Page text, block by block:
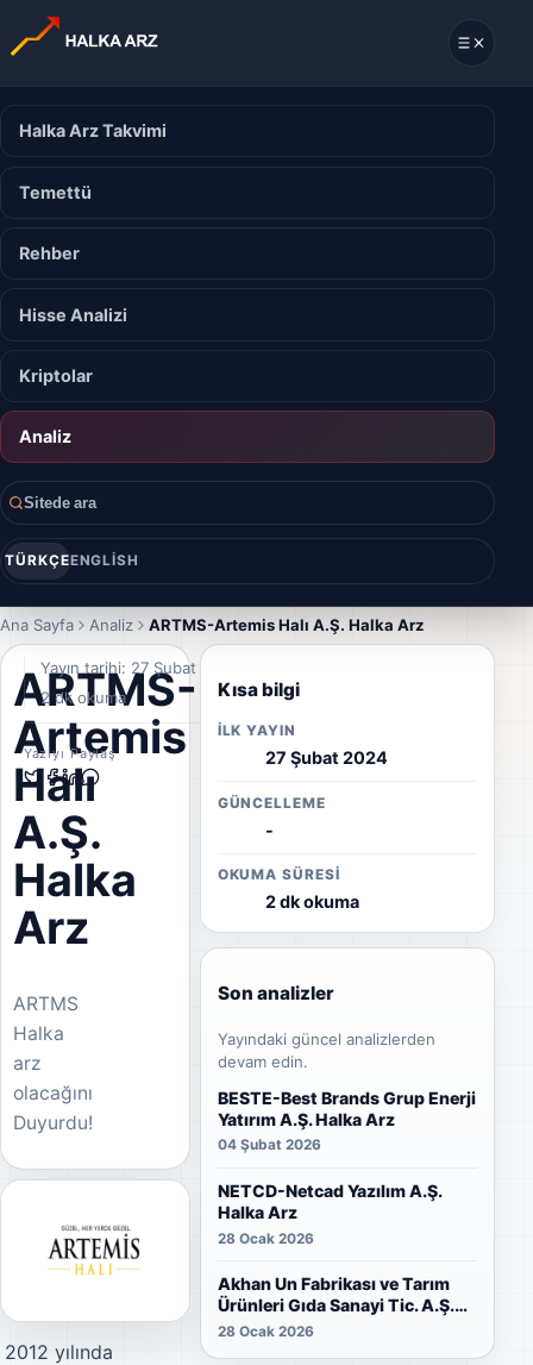
Halka Arz Takvimi
Temettü
Rehber
Hisse Analizi
Kriptolar
Analiz
Sitede ara
TÜRKÇEENGLISH
Ana Sayfa Analiz ARTMS-Artemis Halı A.Ş. Halka Arz
ARTMS-
Artemis
Halı
A.Ş.
Halka
Arz
ARTMS
Halka
arz
olacağını
Duyurdu!
Yayın tarihi: 27 Şubat 2024
2 dk okuma
Yazıyı Paylaş
2012 yılında
Kısa bilgi
İLK YAYIN
27 Şubat 2024
GÜNCELLEME
-
OKUMA SÜRESI
2 dk okuma
Son analizler
Yayındaki güncel analizlerden
devam edin.
BESTE-Best Brands Grup Enerji
Yatırım A.Ş. Halka Arz
04 Şubat 2026
NETCD-Netcad Yazılım A.Ş.
Halka Arz
28 Ocak 2026
Akhan Un Fabrikası ve Tarım
Ürünleri Gıda Sanayi Tic. A.Ş.
Halka Arz
28 Ocak 2026